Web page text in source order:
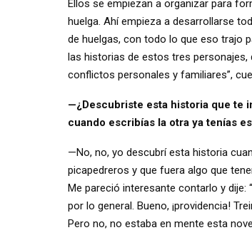
Ellos se empiezan a organizar para
huelga. Ahí empieza a desarrollarse
de huelgas, con todo lo que eso trajo
las historias de estos tres
conflictos personales y familiares”,
—¿Descubriste esta historia que te
cuando escribías la otra ya tenías
—No, no, yo descubrí esta historia
picapedreros y que fuera algo que
Me pareció interesante contarlo y
por lo general. Bueno, ¡providencia!
Pero no, no estaba en mente esta